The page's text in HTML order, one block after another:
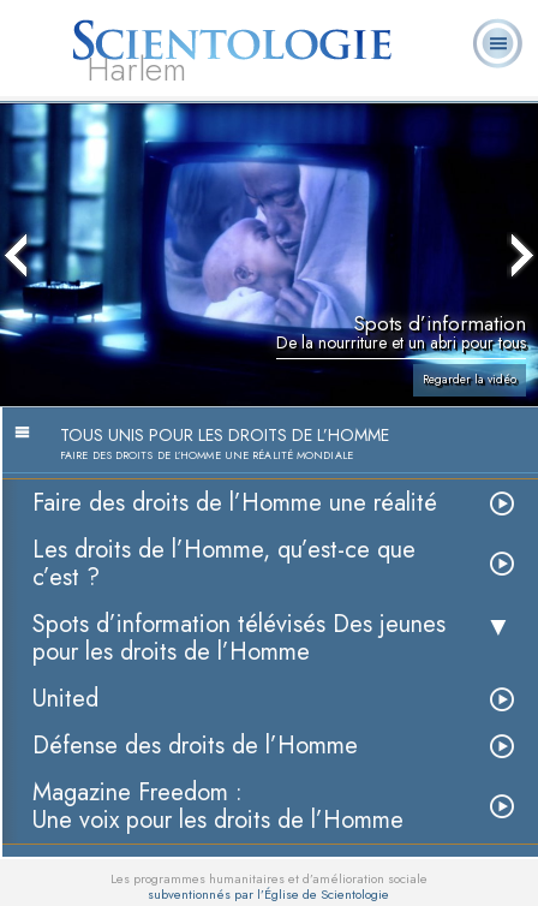
Harlem
À
sujet
L. Ron Hubbard
Qu’est-ce que la
Ministres
Spots d’information
De la nourriture et un abri pour tous
Regarder la vidéo
TOUS UNIS POUR LES DROITS DE L’HOMME
FAIRE DES DROITS DE L’HOMME UNE RÉALITÉ MONDIALE
Faire des droits de l’Homme une réalité
Les droits de l’Homme, qu’est-ce que
c’est ?
Spots d’information télévisés Des jeunes
pour les droits de l’Homme
United
Défense des droits de l’Homme
Magazine Freedom :
Une voix pour les droits de l’Homme
Les programmes humanitaires et d’amélioration sociale
subventionnés par l’Église de Scientologie